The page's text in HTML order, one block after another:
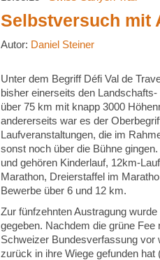
Selbstversuch mit
Autor: Daniel Steiner
Unter dem Begriff Défi Val de
bisher einerseits den Landschafts-
über 75 km mit knapp 3000
andererseits war es der
Laufveranstaltungen, die im
sonst noch über die Bühne
und gehören Kinderlauf, 12km-
Marathon, Dreierstaffel im
Bewerbe über 6 und 12 km.
Zur fünfzehnten Austragung
gegeben. Nachdem die grüne
Schweizer Bundesverfassung vor
zurück in ihre Wiege gefunden